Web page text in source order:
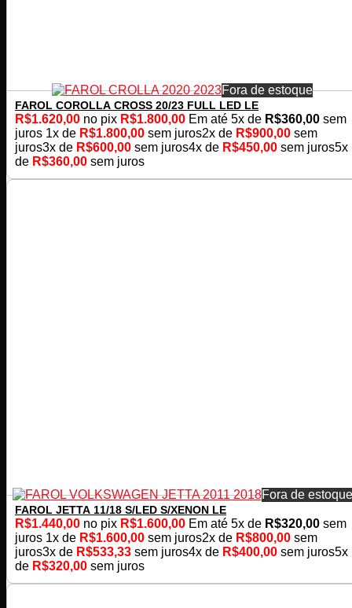
Fora de estoque
FAROL COROLLA CROSS 20/23 FULL LED LE
R$1.620,00 no pix R$1.800,00 Em até 5x de R$360,00 sem
juros 1x de R$1.800,00 sem juros2x de R$900,00 sem
juros3x de R$600,00 sem juros4x de R$450,00 sem juros5x
de R$360,00 sem juros
Fora de estoque
FAROL JETTA 11/18 S/LED S/XENON LE
R$1.440,00 no pix R$1.600,00 Em até 5x de R$320,00 sem
juros 1x de R$1.600,00 sem juros2x de R$800,00 sem
juros3x de R$533,33 sem juros4x de R$400,00 sem juros5x
de R$320,00 sem juros